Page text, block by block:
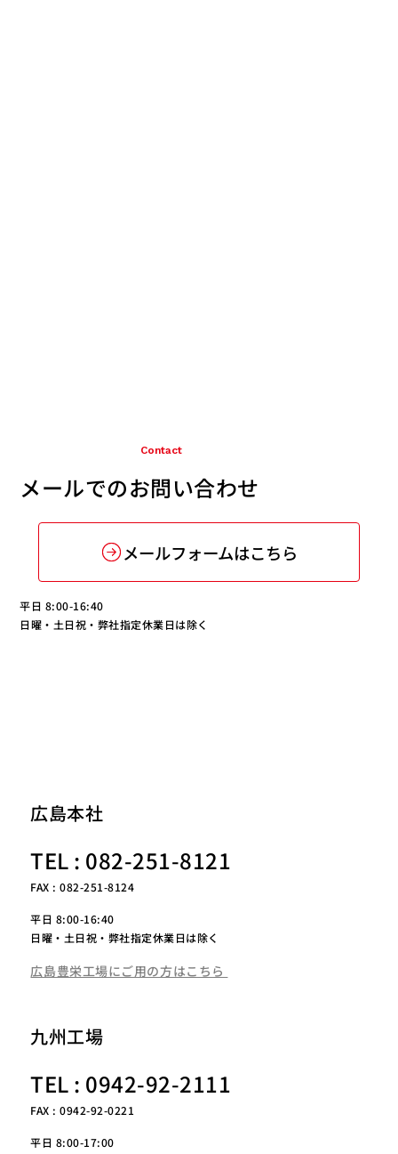
Contact
メールでのお問い合わせ
メールフォームはこちら
平日 8:00-16:40
日曜・土日祝・弊社指定休業日は除く
広島本社
TEL : 082-251-8121
FAX : 082-251-8124
平日 8:00-16:40
日曜・土日祝・弊社指定休業日は除く
広島豊栄工場にご用の方はこちら
九州工場
TEL : 0942-92-2111
FAX : 0942-92-0221
平日 8:00-17:00